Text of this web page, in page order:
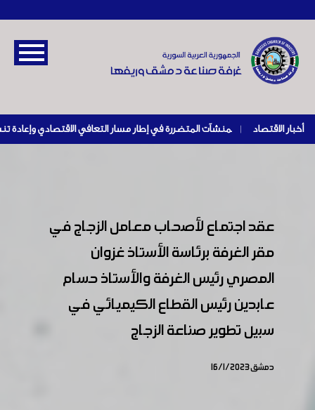
أخبار الاقتصاد |
عقد اجتماع لأصحاب معامل الزجاج في
مقر الغرفة برئاسة الأستاذ غزوان
المصري رئيس الغرفة والأستاذ حسام
عابدين رئيس القطاع الكيميائي في
سبيل تطوير صناعة الزجاج
دمشق 16/1/2023